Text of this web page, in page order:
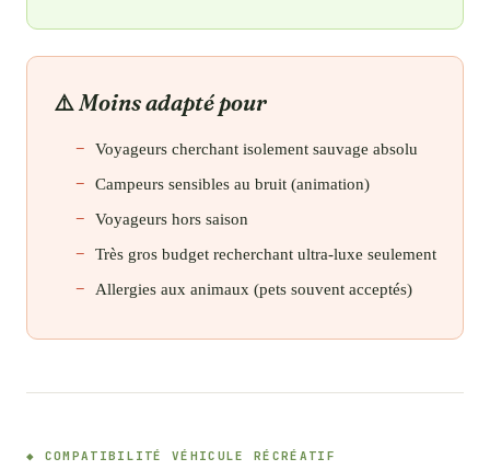
Moins adapté pour
Voyageurs cherchant isolement sauvage absolu
Campeurs sensibles au bruit (animation)
Voyageurs hors saison
Très gros budget recherchant ultra-luxe seulement
Allergies aux animaux (pets souvent acceptés)
COMPATIBILITÉ VÉHICULE RÉCRÉATIF